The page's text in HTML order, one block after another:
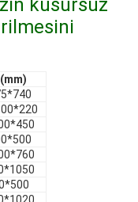
kusursuz